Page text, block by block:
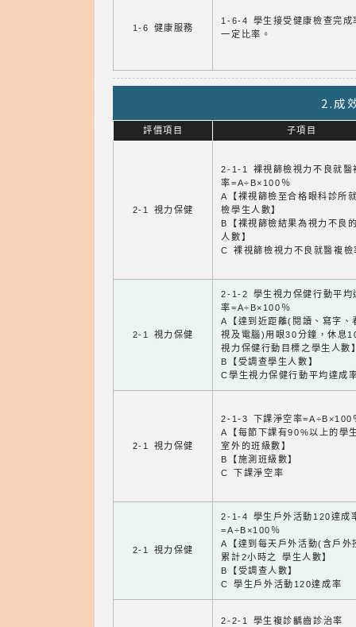
1-6 健康服務
1-6-4 學生接受健康檢查完成
一定比率。
2.成
評價項目 子項目
2-1 視力保健
2-1-1 裸視篩檢視力不良就醫
率=A÷B×100％
A【裸視篩檢至合格眼科診所
檢學生人數】
B【裸視篩檢結果為視力不良
人數】
C 裸視篩檢視力不良就醫複檢
2-1 視力保健
2-1-2 學生視力保健行動平均
率=A÷B×100％
A【達到近距離(閱讀、寫字、
視及電腦)用眼30分鐘，休息
視力保健行動目標之學生人數
B【受調查學生人數】
C學生視力保健行動平均達成
2-1 視力保健
2-1-3 下課淨空率=A÷B×100
A【每節下課有90%以上的學
室外的班級數】
B【施測班級數】
C 下課淨空率
2-1 視力保健
2-1-4 學生戶外活動120達成
=A÷B×100％
A【達到每天戶外活動(含戶外
累計2小時之 學生人數】
B【受調查人數】
C 學生戶外活動120達成率
2-2-1 學生複診齲齒診治率